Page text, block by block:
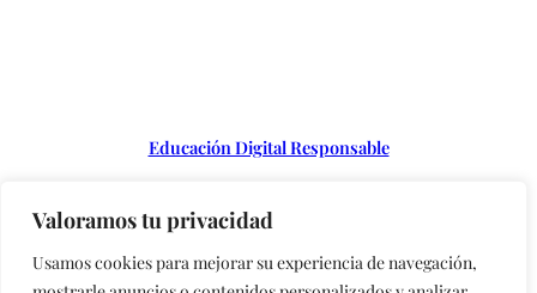
Valoramos tu privacidad
Usamos cookies para mejorar su experiencia de navegación,
Educación Digital Responsable
Instagram